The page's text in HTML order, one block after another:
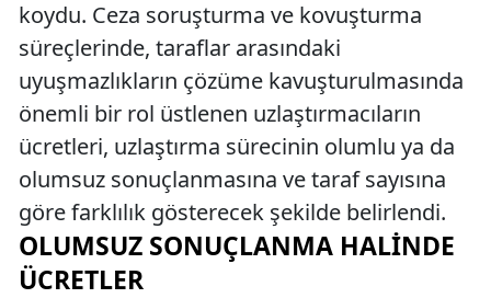
koydu. Ceza soruşturma ve kovuşturma
süreçlerinde, taraflar arasındaki
uyuşmazlıkların çözüme kavuşturulmasında
önemli bir rol üstlenen uzlaştırmacıların
ücretleri, uzlaştırma sürecinin olumlu ya da
olumsuz sonuçlanmasına ve taraf sayısına
göre farklılık gösterecek şekilde belirlendi.
OLUMSUZ SONUÇLANMA HALINDE
ÜCRETLER